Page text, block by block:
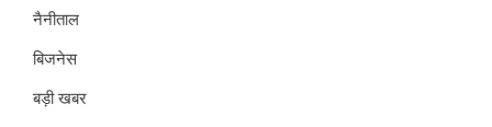
नैनीताल
बिजनेस
बड़ी खबर